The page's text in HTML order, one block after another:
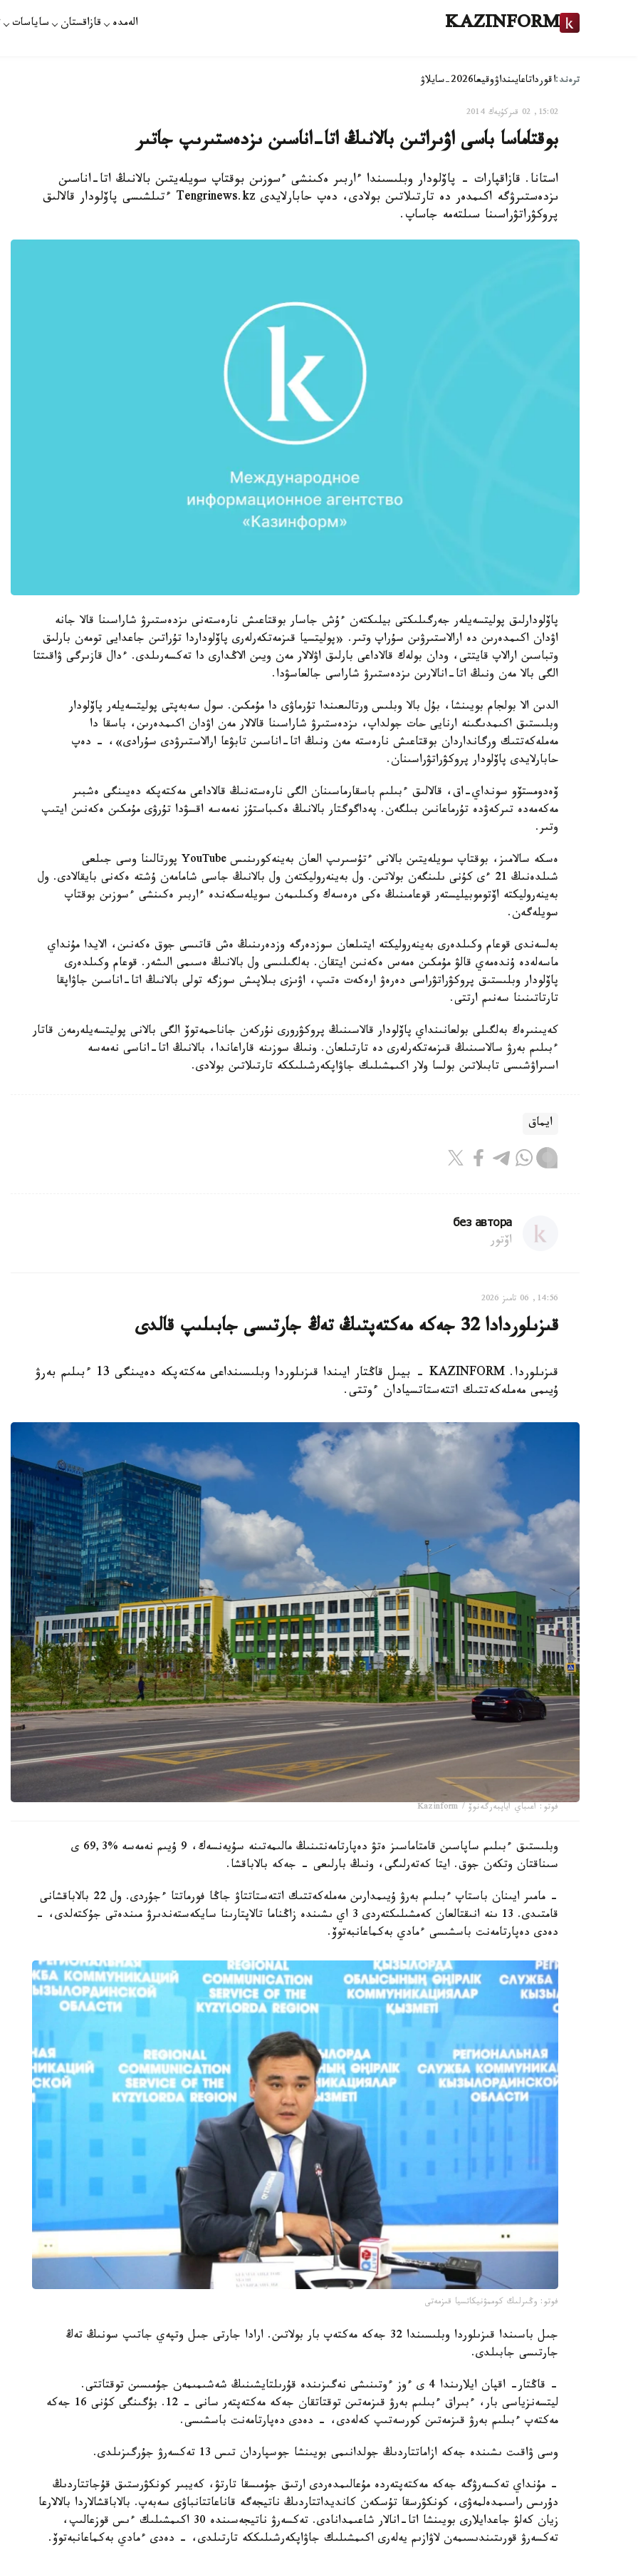
KAZINFORM الەمدە قازاقستان ساياسات
ترەند:اقورداتاعايىنداۋوقيعا2026-سايلاۋ
15:02, 02 قىركۇيەك 2014
بوقتاماسا باسى اۋىراتىن بالانىڭ اتا-اناسىن ىزدەستىرىپ جاتىر
استانا. قازاقپارات - پاۆلودار وبلىسىندا ءاربىر ەكىنشى ءسوزىن بوقتاپ سويلەيتىن بالانىڭ اتا-اناسىن
ىزدەستىرۋگە اكىمدەر دە تارتىلاتىن بولادى، دەپ حابارلايدى Tengrinews.kz ءتىلشىسى پاۆلودار قالالىق
پروكۋراتۋراسىنا سىلتەمە جاساپ.
پاۆلودارلىق پوليتسەيلەر جەرگىلىكتى بيلىكتەن ءۇش جاسار بوقتاعىش نارەستەنى ىزدەستىرۋ شاراسىنا قالا جانە
اۋدان اكىمدەرىن دە ارالاستىرۋىن سۇراپ وتىر. «پوليتسيا قىزمەتكەرلەرى پاۆلوداردا تۇراتىن جاعدايى تومەن بارلىق
وتباسىن ارالاپ قايتتى، ودان بولەك قالاداعى بارلىق اۋلالار مەن ويىن الاڭدارى دا تەكسەرىلدى. ءدال قازىرگى ۋاقىتتا
الگى بالا مەن ونىڭ اتا-انالارىن ىزدەستىرۋ شاراسى جالعاسۋدا.
الدىن الا بولجام بويىنشا، بۇل بالا وبلىس ورتالىعىندا تۇرماۋى دا مۇمكىن. سول سەبەپتى پوليتسەيلەر پاۆلودار
وبلىستىق اكىمدىگىنە ارنايى حات جولداپ، ىزدەستىرۋ شاراسىنا قالالار مەن اۋدان اكىمدەرىن، باسقا دا
مەملەكەتتىك ورگانداردان بوقتاعىش نارەستە مەن ونىڭ اتا-اناسىن تابۋعا ارالاستىرۋدى سۇرادى»، - دەپ
حابارلايدى پاۆلودار پروكۋراتۋراسىنان.
ۆەدومستۆو سونداي-اق، قالالىق ءبىلىم باسقارماسىنان الگى نارەستەنىڭ قالاداعى مەكتەپكە دەيىنگى ەشبىر
مەكەمەدە تىركەۋدە تۇرماعانىن بىلگەن. پەداگوگتار بالانىڭ ەكىباستۇز نەمەسە اقسۋدا تۇرۋى مۇمكىن ەكەنىن ايتىپ
وتىر.
ەسكە سالامىز، بوقتاپ سويلەيتىن بالانى ءتۇسىرىپ العان بەينەكورىنىس YouTube پورتالىنا وسى جىلعى
شىلدەنىڭ 21 ءى كۇنى ىلىنگەن بولاتىن. ول بەينەروليكتەن ول بالانىڭ جاسى شامامەن ۇشتە ەكەنى بايقالادى. ول
بەينەروليكتە اۆتوموبيليستەر قوعامىنىڭ ەكى ەرەسەك وكىلىمەن سويلەسكەندە ءاربىر ەكىنشى ءسوزىن بوقتاپ
سويلەگەن.
بەلسەندى قوعام وكىلدەرى بەينەروليكتە ايتىلعان سوزدەرگە وزدەرىنىڭ ەش قاتىسى جوق ەكەنىن، الايدا مۇنداي
ماسەلەدە ۇندەمەي قالۋ مۇمكىن ەمەس ەكەنىن ايتقان. بەلگىلىسى ول بالانىڭ ەسىمى الىشەر. قوعام وكىلدەرى
پاۆلودار وبلىستىق پروكۋراتۋراسى دەرەۋ ارەكەت ەتىپ، اۋىزى بىلاپىش سوزگە تولى بالانىڭ اتا-اناسىن جاۋاپقا
تارتاتىنىنا سەنىم ارتتى.
كەيىنىرەك بەلگىلى بولعانىنداي پاۆلودار قالاسىنىڭ پروكۋرورى نۇركەن جاناحمەتوۆ الگى بالانى پوليتسەيلەرمەن قاتار
ءبىلىم بەرۋ سالاسىنىڭ قىزمەتكەرلەرى دە تارتىلعان. ونىڭ سوزىنە قاراعاندا، بالانىڭ اتا-اناسى نەمەسە
اسىراۋشىسى تابىلاتىن بولسا ولار اكىمشىلىك جاۋاپكەرشىلىككە تارتىلاتىن بولادى.
ايماق
без автора
اۆتور
14:56, 06 تامىز 2026
قىزىلوردادا 32 جەكە مەكتەپتىڭ تەڭ جارتىسى جابىلىپ قالدى
قىزىلوردا. KAZINFORM - بيىل قاڭتار ايىندا قىزىلوردا وبلىسىنداعى مەكتەپكە دەيىنگى 13 ءبىلىم بەرۋ
ۇيىمى مەملەكەتتىك اتتەستاتسيادان ءوتتى.
فوتو: اعىباي اياپبەرگەنوۆ / Kazinform
وبلىستىق ءبىلىم ساپاسىن قامتاماسىز ەتۋ دەپارتامەنتىنىڭ مالىمەتىنە سۇيەنسەك، 9 ۇيىم نەمەسە %69,3 ى
سىناقتان وتكەن جوق. ايتا كەتەرلىگى، ونىڭ بارلىعى - جەكە بالاباقشا.
- مامىر ايىنان باستاپ ءبىلىم بەرۋ ۇيىمدارىن مەملەكەتتىك اتتەستاتتاۋ جاڭا فورماتتا ءجۇردى. ول 22 بالاباقشانى
قامتىدى. 13 ىنە انىقتالعان كەمشىلىكتەردى 3 اي ىشىندە زاڭناما تالاپتارىنا سايكەستەندىرۋ مىندەتى جۇكتەلدى، -
دەدى دەپارتامەنت باسشىسى ءمادي بەكماعانبەتوۆ.
فوتو: وڭىرلىك كوممۋنيكاتسيا قىزمەتى
جىل باسىندا قىزىلوردا وبلىسىندا 32 جەكە مەكتەپ بار بولاتىن. ارادا جارتى جىل وتپەي جاتىپ سونىڭ تەڭ
جارتىسى جابىلدى.
- قاڭتار- اقپان ايلارىندا 4 ى ءوز ءوتىنىشى نەگىزىندە قۇرىلتايشىنىڭ شەشىمىمەن جۇمىسىن توقتاتتى.
ليتسەنزياسى بار، ءبىراق ءبىلىم بەرۋ قىزمەتىن توقتاتقان جەكە مەكتەپتەر سانى - 12. بۇگىنگى كۇنى 16 جەكە
مەكتەپ ءبىلىم بەرۋ قىزمەتىن كورسەتىپ كەلەدى، - دەدى دەپارتامەنت باسشىسى.
وسى ۋاقىت ىشىندە جەكە ازاماتتاردىڭ جولدانىمى بويىنشا جوسپاردان تىس 13 تەكسەرۋ جۇرگىزىلدى.
- مۇنداي تەكسەرۋگە جەكە مەكتەپتەردە مۇعالىمدەردى ارتىق جۇمىسقا تارتۋ، كەيبىر كونكۋرستىق قۇجاتتاردىڭ
دۇرىس راسىمدەلمەۋى، كونكۋرسقا تۇسكەن كانديداتتاردىڭ ناتيجەگە قاناعاتتانباۋى سەبەپ. بالاباقشالاردا بالالارعا
زيان كەلۋ جاعدايلارى بويىنشا اتا-انالار شاعىمدانادى. تەكسەرۋ ناتيجەسىندە 30 اكىمشىلىك ءىس قوزعالىپ،
تەكسەرۋ قورىتىندىسىمەن لاۋازىم يەلەرى اكىمشىلىك جاۋاپكەرشىلىككە تارتىلدى، - دەدى ءمادي بەكماعانبەتوۆ.